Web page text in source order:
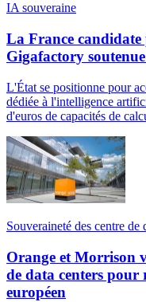
IA souveraine
La France
Gigafactory
L'État se positionne pour
dédiée à l'intelligence
d'euros de capacités de
Souveraineté des centre de
Orange et Morrison
de data centers pour
européen